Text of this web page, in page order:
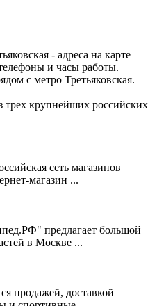
- адреса на карте
и часы работы.
с метро Третьяковская.
крупнейших российских
сеть магазинов
магазин ...
предлагает большой
в Москве ...
продажей, доставкой